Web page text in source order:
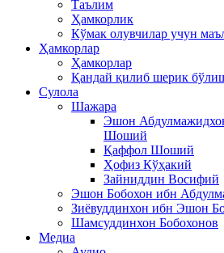
Таълим
Ҳамкорлик
Кўмак олувчилар учун
Ҳамкорлар
Ҳамкорлар
Қандай қилиб шерик
Сулола
Шажара
Эшон
Шоший
Қаффол Шоший
Ҳофиз Кўҳакий
Зайниддин Восифий
Эшон Бобохон ибн
Зиёвуддинхон ибн Эшон
Шамсуддинхон Бобохонов
Медиа